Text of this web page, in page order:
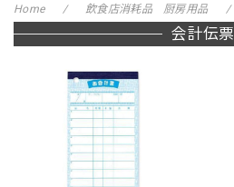
Home 飲食店消耗品 厨房用品
会計伝票